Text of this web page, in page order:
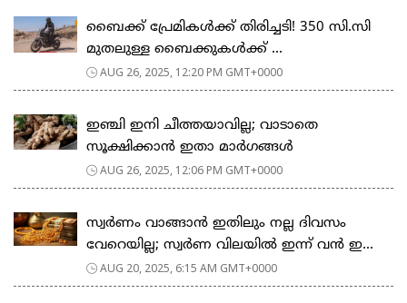
ബൈക്ക് പ്രേമികള്‍ക്ക് തിരിച്ചടി! 350 സി.സി
മുതലുള്ള ബൈക്കുകള്‍ക്ക് ...
AUG 26, 2025, 12:20 PM GMT+0000
ഇഞ്ചി ഇനി ചീത്തയാവില്ല; വാടാതെ
സൂക്ഷിക്കാൻ ഇതാ മാർഗങ്ങൾ
AUG 26, 2025, 12:06 PM GMT+0000
സ്വർണം വാങ്ങാൻ ഇതിലും നല്ല ദിവസം
വേറെയില്ല; സ്വർണ വിലയിൽ ഇന്ന് വൻ ഇ...
AUG 20, 2025, 6:15 AM GMT+0000